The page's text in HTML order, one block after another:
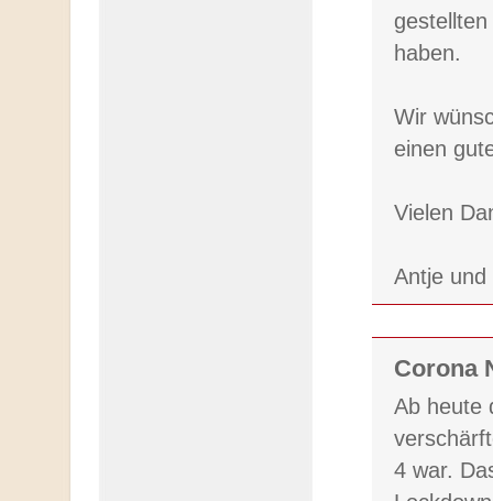
haben.
Wir
einen
Vielen
Antje und
Corona
Ab heute
4 war.